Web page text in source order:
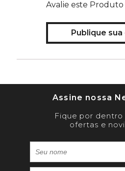
Avalie este Produto
Publique
Assine nossa
Fique por dentro
ofertas e